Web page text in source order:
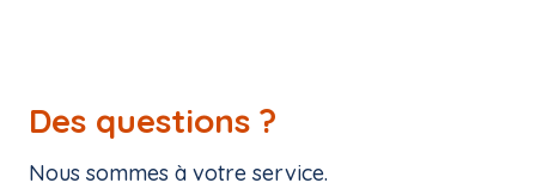
Des questions ?
Nous sommes à votre service.